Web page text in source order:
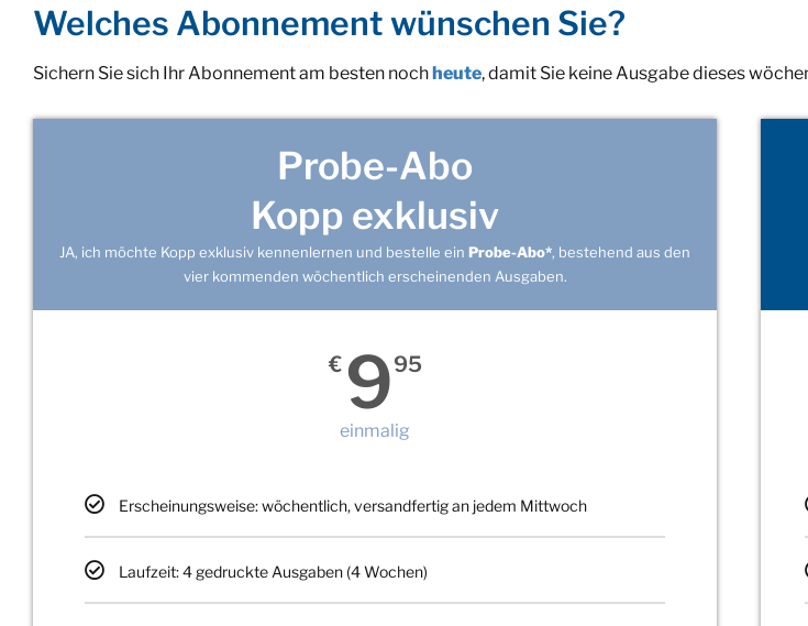
Welches Abonnement wünschen Sie?
Sichern Sie sich Ihr Abonnement am besten nochheute, damit Sie keine Ausgabe dieses
Probe-Abo
Kopp exklusiv
JA, ich möchte Kopp exklusiv kennenlernen und bestelle ein Probe-Abo*, bestehend aus den
vier kommenden wöchentlich erscheinenden Ausgaben.
€ 995
einmalig
Erscheinungsweise: wöchentlich, versandfertig an jedem Mittwoch
Laufzeit: 4 gedruckte Ausgaben (4 Wochen)